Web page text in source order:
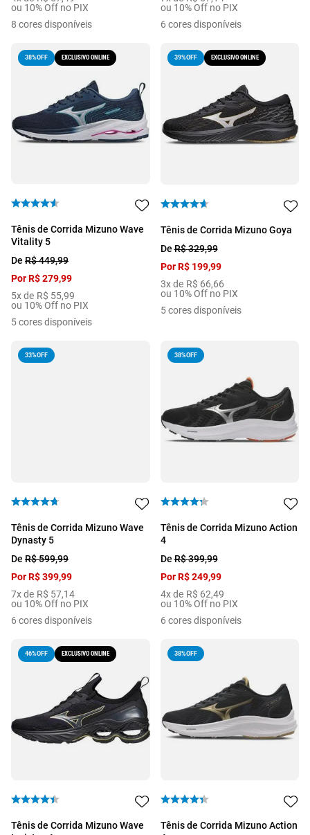
ou 10% Off no PIX
8 cores disponíveis
ou 10% Off no PIX
6 cores disponíveis
38%OFF EXCLUSIVO ONLINE
Tênis de Corrida Mizuno Wave
Vitality 5
De R$449,99
PorR$279,99
5x de R$ 55,99
ou 10% Off no PIX
5cores disponíveis
39%OFF EXCLUSIVO ONLINE
Tênis de Corrida Mizuno Goya
DeR$329,99
PorR$ 199,99
3x de R$ 66,66
ou 10% Off no PIX
5 cores disponíveis
33%OFF
Tênis de Corrida Mizuno Wave
Dynasty 5
De R$599,99
PorR$399,99
7x de R$ 57,14
ou 10% Off no PIX
6 cores disponíveis
38%OFF
Tênis de Corrida Mizuno Action
4
DeR$399,99
PorR$ 249,99
4x de R$ 62,49
ou 10% Off no PIX
6 cores disponíveis
46%OFF EXCLUSIVO ONLINE
Tênis de Corrida Mizuno Wave
38%OFF
Tênis de Corrida Mizuno Action